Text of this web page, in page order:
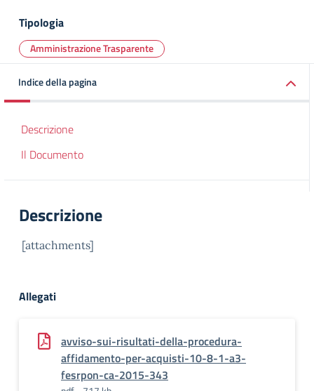
Tipologia
Amministrazione Trasparente
Indice della pagina
Descrizione
Il Documento
Descrizione
[attachments]
Allegati
avviso-sui-risultati-della-procedura-
affidamento-per-acquisti-10-8-1-a3-
fesrpon-ca-2015-343